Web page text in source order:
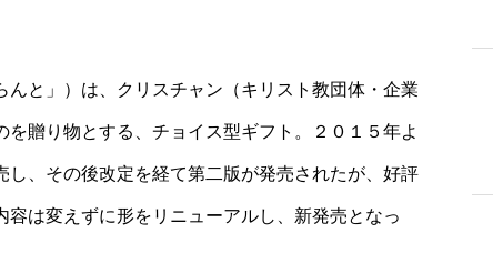
と」）は、クリスチャン（キリスト教団体・企業
贈り物とする、チョイス型ギフト。２０１５年よ
、その後改定を経て第二版が発売されたが、好評
は変えずに形をリニューアルし、新発売となっ